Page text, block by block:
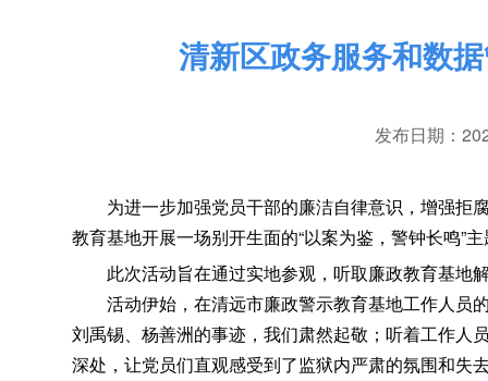
清新区政务服务和数
发布日期：
为进一步加强党员干部的廉洁自律意识 ， 增强拒
教育基地开展一场别开生面的“以案为鉴，警钟长鸣”
此次活动旨在通过实地参观 ， 听取廉政教育基地
活动伊始 ， 在清远市廉政警示教育基地工作人员
刘禹锡、杨善洲的事迹，我们肃然起敬 ； 听着工作人
深处 ， 让党员们直观感受到了监狱内严肃的氛围和失